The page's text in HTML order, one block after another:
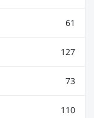
61
127
73
110